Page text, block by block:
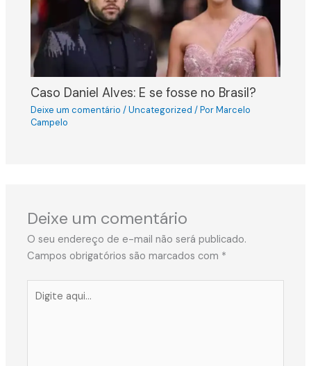
Caso Daniel Alves: E se fosse no Brasil?
Deixe um comentário /Uncategorized / PorMarcelo
Campelo
Deixe um comentário
O seu endereço de e-mail não será publicado.
Campos obrigatórios são marcados com *
aqui...